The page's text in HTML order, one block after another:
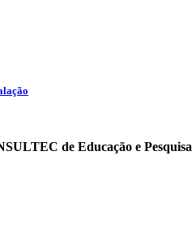
de Educação e Pesquisa